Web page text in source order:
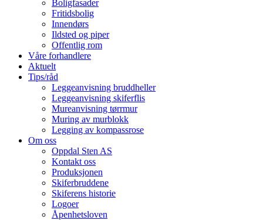
Boligfasader
Fritidsbolig
Innendørs
Ildsted og piper
Offentlig rom
Våre forhandlere
Aktuelt
Tips/råd
Leggeanvisning bruddheller
Leggeanvisning skiferflis
Mureanvisning tørrmur
Muring av murblokk
Legging av kompassrose
Om oss
Oppdal Sten AS
Kontakt oss
Produksjonen
Skiferbruddene
Skiferens historie
Logoer
Åpenhetsloven